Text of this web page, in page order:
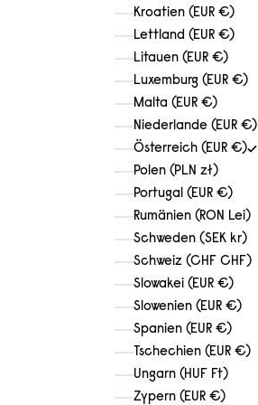
Kroatien (EUR €)
Lettland (EUR €)
Litauen (EUR €)
Luxemburg (EUR €)
Malta (EUR €)
Niederlande (EUR €)
Österreich (EUR €)
Polen (PLN zł)
Portugal (EUR €)
Rumänien (RON Lei)
Schweden (SEK kr)
Schweiz (CHF CHF)
Slowakei (EUR €)
Slowenien (EUR €)
Spanien (EUR €)
Tschechien (EUR €)
Ungarn (HUF Ft)
Zypern (EUR €)